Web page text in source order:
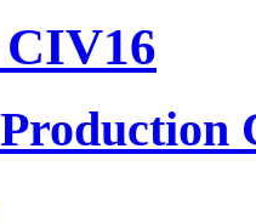
CIV16